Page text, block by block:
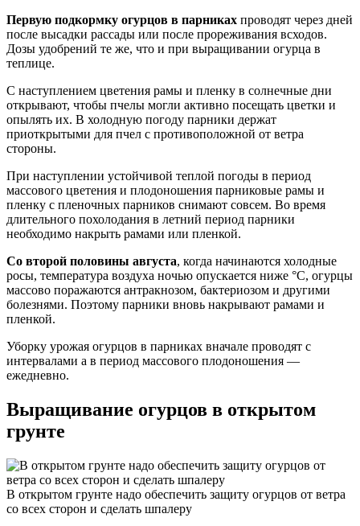
Первую подкормку огурцов в парниках проводят через дней
после высадки рассады или после прореживания всходов.
Дозы удобрений те же, что и при выращивании огурца в
теплице.
С наступлением цветения рамы и пленку в солнечные дни
открывают, чтобы пчелы могли активно посещать цветки и
опылять их. В холодную погоду парники держат
приоткрытыми для пчел с противоположной от ветра
стороны.
При наступлении устойчивой теплой погоды в период
массового цветения и плодоношения парниковые рамы и
пленку с пленочных парников снимают совсем. Во время
длительного похолодания в летний период парники
необходимо накрыть рамами или пленкой.
Со второй половины августа, когда начинаются холодные
росы, температура воздуха ночью опускается ниже °C, огурцы
массово поражаются антракнозом, бактериозом и другими
болезнями. Поэтому парники вновь накрывают рамами и
пленкой.
Уборку урожая огурцов в парниках вначале проводят с
интервалами а в период массового плодоношения —
ежедневно.
Выращивание огурцов в открытом
грунте
В открытом грунте надо обеспечить защиту огурцов от ветра
со всех сторон и сделать шпалеру